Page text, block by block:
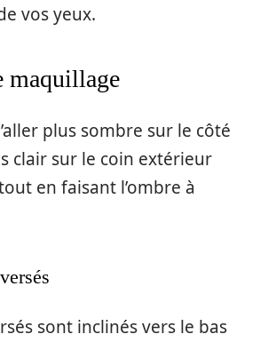
vos yeux.
maquillage
plus sombre sur le côté
clair sur le coin extérieur
en faisant l’ombre à
sont inclinés vers le bas